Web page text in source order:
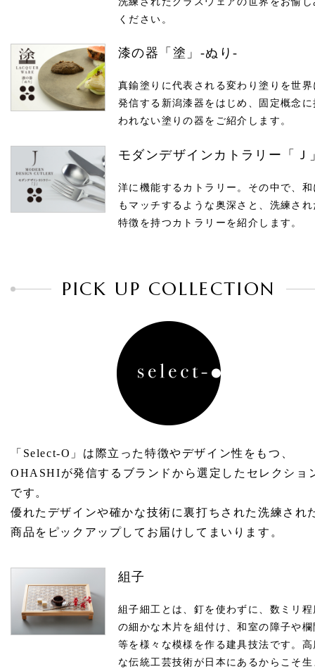
ください。
漆の器「塗」-ぬり-
真鍮塗りに代表される変わり塗りを世界
発信する新潟漆器をはじめ、固定概念に
われない塗りの器をご紹介します。
モダンデザインカトラリー「Ｊ
洋に機能するカトラリー。その中で、和
もマッチするような奥深さと、洗練され
特徴を持つカトラリーを紹介します。
PICK UP COLLECTION
「Select-O」は際立った特徴やデザイン性をもつ、
OHASHIが発信するブランドから選定したセレクショ
です。
優れたデザインや確かな技術に裏打ちされた洗練され
商品をピックアップしてお届けしてまいります。
組子
組子細工とは、釘を使わずに、数ミリ程
の細かな木片を組付け、和室の障子や欄
等を様々な模様を作る建具技法です。高
な伝統工芸技術が日本にあるからこそ生